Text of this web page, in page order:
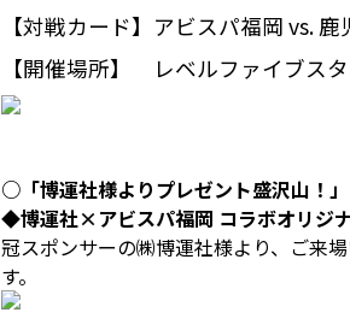
【対戦カード】 アビスパ福岡 vs.
【開催場所】
レベルファイブス
○「博運社様よりプレゼント盛沢山！」
◆博運社×アビスパ福岡 コラボオリジ
冠スポンサーの㈱博運社様より、ご来
す。